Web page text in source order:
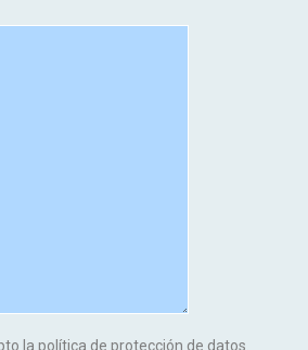
la política de protección de datos.